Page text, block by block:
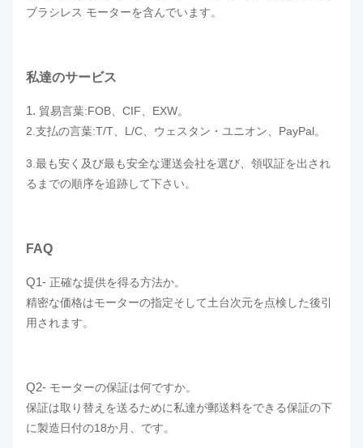
ブラシレス モーターを含んでいます。
私達のサービス
1. 貿易言葉:FOB、CIF、EXW。
2.支払の言葉:T/T、L/C、ウェスタン・ユニオン、PayPal。
3. 最も安く及び最も安全な運送会社を選び、領収証を出され
るまでの順序を追跡して下さい。
FAQ
Q1- 正確な提供を得る方法か。
精密な価格はモーターの指定そして土台次元を点検した後引
用されます。
Q2- モーターの保証は何ですか。
保証は取り替えを送るために私達が郵送料をできる保証の下
に製造日付の18か月、です。